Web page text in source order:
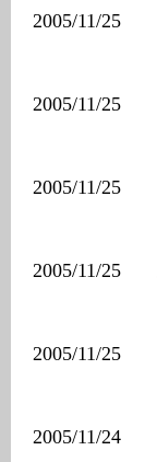
2005/11/25
2005/11/25
2005/11/25
2005/11/25
2005/11/25
2005/11/24